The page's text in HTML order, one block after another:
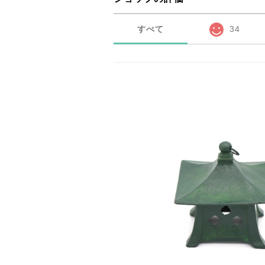
すべて 34